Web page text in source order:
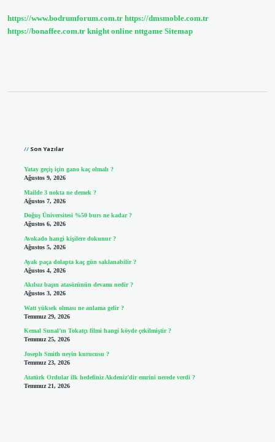
https://www.bodrumforum.com.tr https://dmsmoble.com.tr
https://bonaffee.com.tr knight online nttgame Sitemap
Son Yazılar
Yatay geçiş için gano kaç olmalı ?
Ağustos 9, 2026
Mailde 3 nokta ne demek ?
Ağustos 7, 2026
Doğuş Üniversitesi %50 burs ne kadar ?
Ağustos 6, 2026
Avokado hangi kişilere dokunur ?
Ağustos 5, 2026
Ayak paça dolapta kaç gün saklanabilir ?
Ağustos 4, 2026
Akılsız başın atasözünün devamı nedir ?
Ağustos 3, 2026
Watt yüksek olması ne anlama gelir ?
Temmuz 29, 2026
Kemal Sunal’ın Tokatçı filmi hangi köyde çekilmiştir ?
Temmuz 25, 2026
Joseph Smith neyin kurucusu ?
Temmuz 23, 2026
Atatürk Ordular ilk hedefiniz Akdeniz’dir emrini nerede verdi ?
Temmuz 21, 2026